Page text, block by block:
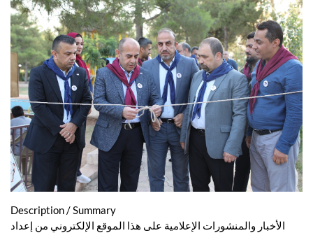
Description / Summary
الأخبار والمنشورات الإعلامية على هذا الموقع الإلكتروني من إعداد